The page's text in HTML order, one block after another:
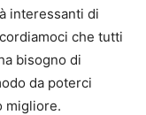
interessanti di
che tutti
bisogno di
da poterci
migliore.